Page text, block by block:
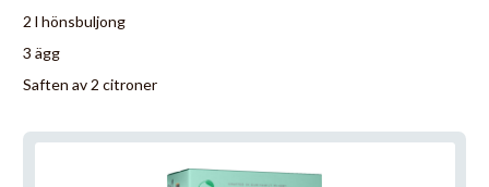
2 l hönsbuljong
3 ägg
Saften av 2 citroner